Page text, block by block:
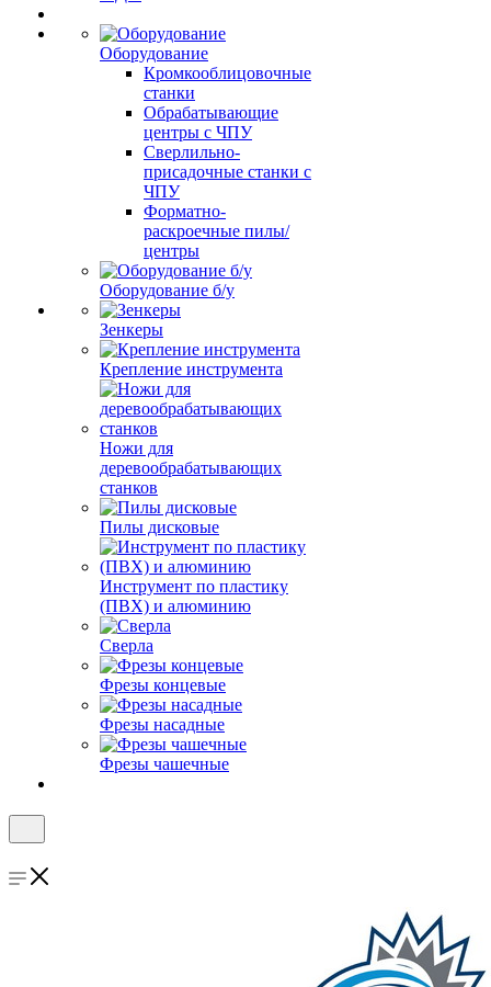
Оборудование
Кромкооблицовочные
станки
Обрабатывающие
центры с ЧПУ
Сверлильно-
присадочные станки с
ЧПУ
Форматно-
раскроечные пилы/
центры
Оборудование б/у
Зенкеры
Крепление инструмента
Ножи для
деревообрабатывающих
станков
Пилы дисковые
Инструмент по пластику
(ПВХ) и алюминию
Сверла
Фрезы концевые
Фрезы насадные
Фрезы чашечные